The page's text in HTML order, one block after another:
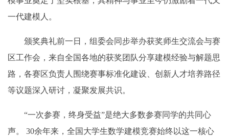
一代建模人。
颁奖典礼前一日，组委会同步举办获奖师生交流会与赛
区工作会，来自全国各地的获奖团队分享建模经验与解题思
路，各赛区负责人围绕赛事标准化建设、创新人才培养路径
等议题深入研讨，凝聚发展共识。
“一次参赛，终身受益”是绝大多数参赛同学的共同心
声。 30余年来，全国大学生数学建模竞赛始终以这一核心